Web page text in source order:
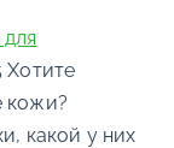
Хотите
кожи?
какой у них